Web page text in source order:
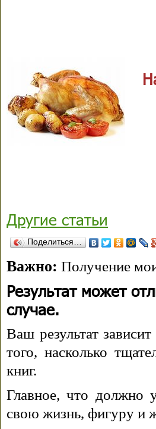
Другие статьи
Поделиться…
Важно: Получение
Результат может
случае.
Ваш результат
того, насколько
книг.
Главное, что должно
свою жизнь, фигуру и